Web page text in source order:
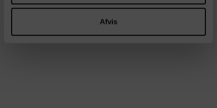
Afvis